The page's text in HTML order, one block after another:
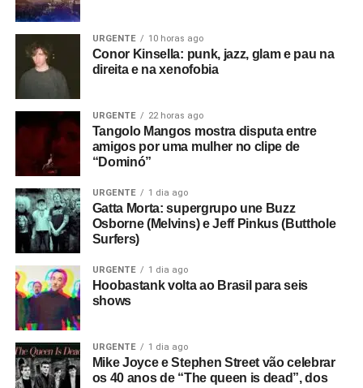
URGENTE 10 horas ago
Conor Kinsella: punk, jazz, glam e pau na
direita e na xenofobia
URGENTE 22 horas ago
Tangolo Mangos mostra disputa entre
amigos por uma mulher no clipe de
“Dominó”
URGENTE 1 dia ago
Gatta Morta: supergrupo une Buzz
Osborne (Melvins) e Jeff Pinkus (Butthole
Surfers)
URGENTE 1 dia ago
Hoobastank volta ao Brasil para seis
shows
URGENTE 1 dia ago
Mike Joyce e Stephen Street vão celebrar
os 40 anos de “The queen is dead”, dos